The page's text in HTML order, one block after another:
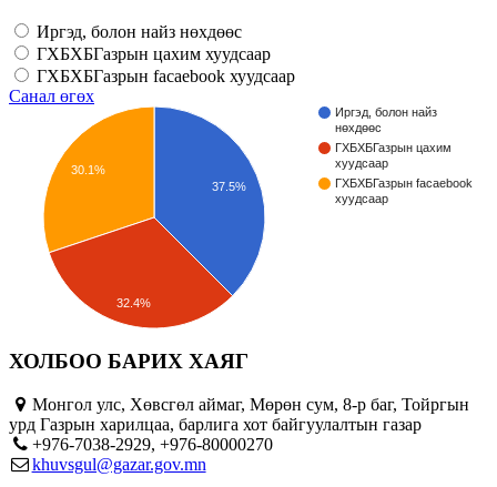
Иргэд, болон найз нөхдөөс
ГХБХБГазрын цахим хуудсаар
ГХБХБГазрын facaebook хуудсаар
Санал өгөх
Иргэд, болон найз
нөхдөөс
ГХБХБГазрын цахим
хуудсаар
ГХБХБГазрын facaebook
хуудсаар
37.5%
30.1%
32.4%
ХОЛБОО БАРИХ ХАЯГ
Монгол улс, Хөвсгөл аймаг, Мөрөн сум, 8-р баг, Тойргын
урд Газрын харилцаа, барлига хот байгуулалтын газар
+976-7038-2929, +976-80000270
khuvsgul@gazar.gov.mn